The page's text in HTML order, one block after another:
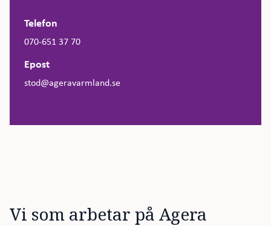
Telefon
070-651 37 70
Epost
stod@ageravarmland.se
Vi som arbetar på Agera